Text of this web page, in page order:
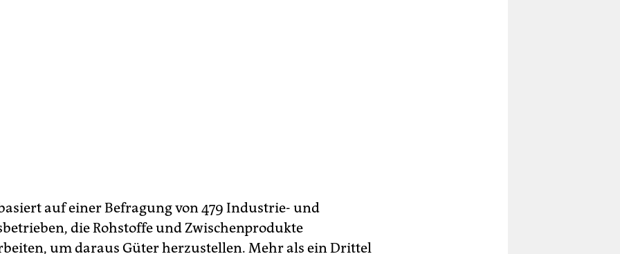
auf einer Befragung von 479 Industrie- und
die Rohstoffe und Zwischenprodukte
um daraus Güter herzustellen. Mehr als ein Drittel